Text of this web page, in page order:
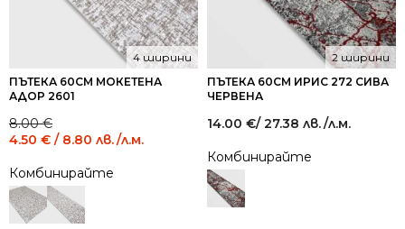
ПЪТЕКА 60СМ МОКЕТЕНА
АДОР 2601
4 ширини
8.00€
Original
price
8.00 €
/
15.65
лв..
4.50 € / 8.80 лв.
Current
price
4.50 €
/
8.80
лв..
/л.м.
Комбинирайте
ПЪТЕКА 60СМ ИРИС 272 СИВА
ЧЕРВЕНА
2 ширини
14.00 €/ 27.38 лв./л.м.
Комбинирайте